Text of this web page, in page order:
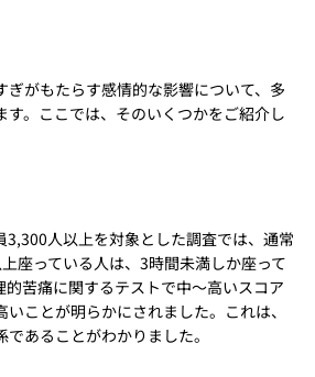
ぎがもたらす感情的な影響について、多
す。ここでは、そのいくつかをご紹介し
3,300人以上を対象とした調査では、通常
座っている人は、3時間未満しか座って
的苦痛に関するテストで中～高いスコア
ことが明らかにされました。これは、
あることがわかりました。